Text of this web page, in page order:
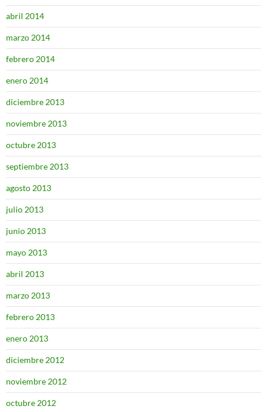
abril 2014
marzo 2014
febrero 2014
enero 2014
diciembre 2013
noviembre 2013
octubre 2013
septiembre 2013
agosto 2013
julio 2013
junio 2013
mayo 2013
abril 2013
marzo 2013
febrero 2013
enero 2013
diciembre 2012
noviembre 2012
octubre 2012